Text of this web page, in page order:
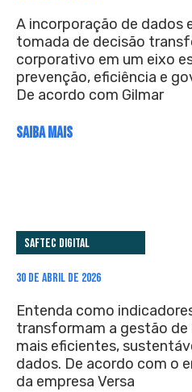
A incorporação de dados
tomada de decisão
corporativo em um eixo
prevenção, eficiência e
De acordo com Gilmar
SAIBA MAIS
Saftec Digital
30 DE ABRIL DE 2026
Entenda como
transformam a gestão de
mais eficientes,
dados. De acordo com o
da empresa Versa